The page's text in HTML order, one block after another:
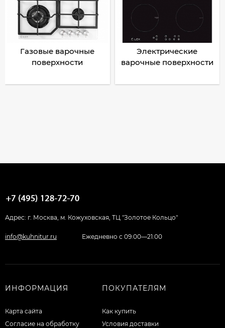
Газовые варочные
поверхности
Электрические
варочные поверхности
Адрес: г. Москва, м. Кожуховская, ТЦ "Золотое Кольцо"
info@kuhnitur.ru Ежедневно с 09:00—21:00
ИНФОРМАЦИЯ
Карта сайта
Согласие на обработку
ПОКУПАТЕЛЯМ
Как купить
Условия доставки